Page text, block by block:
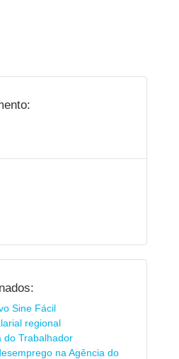
Sine Fácil
regional
do Trabalhador
na Agência do